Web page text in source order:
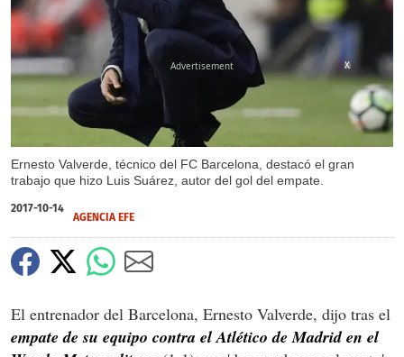
Ernesto Valverde, técnico del FC Barcelona, destacó el gran
trabajo que hizo Luis Suárez, autor del gol del empate.
X
2017-10-14
AGENCIA EFE
El entrenador del Barcelona, Ernesto Valverde, dijo tras el
empate de su equipo contra el Atlético de Madrid en el